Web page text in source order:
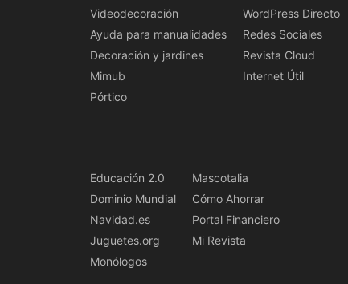
Videodecoración
Ayuda para manualidades
Decoración y jardines
Mimub
Pórtico
WordPress Directo
Redes Sociales
Revista Cloud
Internet Útil
Educación 2.0
Dominio Mundial
Navidad.es
Juguetes.org
Monólogos
Mascotalia
Cómo Ahorrar
Portal Financiero
Mi Revista